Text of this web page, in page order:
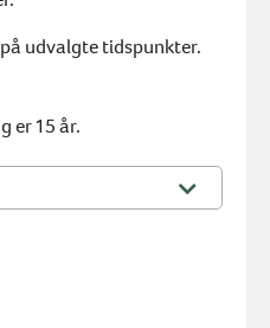
udvalgte tidspunkter.
er 15 år.